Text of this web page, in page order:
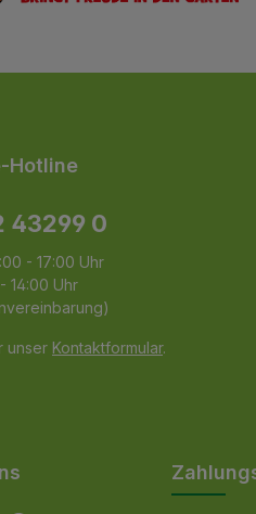
Hotline
43299 0
- 17:00 Uhr
14:00 Uhr
unser Kontaktformular.